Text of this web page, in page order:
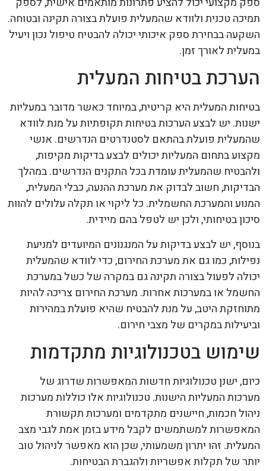
תמיכה טכנית ולוודא שהמעלית פועלת בצורה תקינה ובטוחה.
השקעה בבחירת ספק איכותי יכולה להבטיח טיפול נכון ויעיל
במעלית לאורך זמן.
הערכת בטיחות המעלית
בטיחות המעלית היא קריטית, במיוחד כאשר מדובר במעליות
ישנות. יש לבצע הערכות בטיחות תקופתיות על מנת לוודא
שהמעלית פועלת בהתאם לסטנדרטים הנדרשים. אנשי
מקצוע בתחום המעליות יכולים לבצע בדיקות מקיפות,
ולהבטיח שהמעלית עומדת בכל התקנים הנדרשים. במהלך
הבדיקות, חשוב לבדוק את מערכת ההנעה, כבלי המעלית,
המנוע והמערכת החשמלית. כל ליקוי או תקלה עלולים להוות
סיכון בטיחותי, ולכן יש לטפל בהם מיידית.
בנוסף, יש לבצע בדיקות על המנגנונים המיועדים למניעת
נפילות, כמו גם את מערכת החירום, כדי לוודא שהמעלית
יכולה לפעול בצורה תקינה גם במקרה של כשל במערכת
החשמל או במערכות אחרות. מערכת החירום צריכה להיות
מתוחזקת היטב, על מנת להבטיח שהיא פועלת במהירות
וביעילות במקרים של מצבי חירום.
שימוש בטכנולוגיות מתקדמות
כיום, ישנן טכנולוגיות חדשות המאפשרות שדרוג של
מערכות המעליות הישנות. טכנולוגיות אלו כוללות מערכות
ניהול חכמות, חיישנים מתקדמים ומערכות תקשורת
המאפשרות למשתמשים לקבל מידע בזמן אמת לגבי מצב
המעלית. זהו יתרון משמעותי, שכן הוא מאפשר לניהול טוב
יותר של תקלות אפשריות ולהגברת הבטיחות.